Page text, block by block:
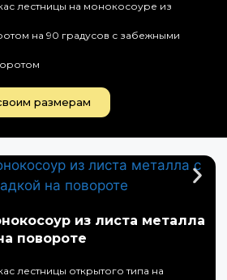
лестницы на монокосоуре из
на 90 градусов с забежными
размерам
из листа металла
повороте
лестницы открытого типа на